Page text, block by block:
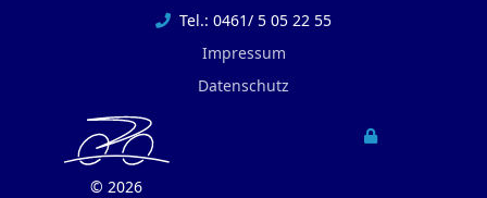
Tel.: 0461/ 5 05 22 55
Impressum
Datenschutz
© 2026